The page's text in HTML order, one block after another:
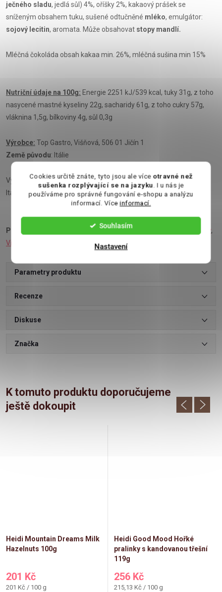
Cookies určitě znáte, tyto jsou ale více otravné než
sušenka rozplývající se na jazyku . I u nás je
používáme pro správné fungování e-shopu a analýzu
informací. Víceinformací.
Souhlasím
Nastavení
ječného sladu, jedlá sůl) 4%, oříšky 2%, kakaový prášek se
sníženým obsahem tuku, sušené odtučněné mléko, emulgátor:
sojový lecitin, aromata. Může obsahovat stopy mandlí.
Mléčná čokoláda obsah kakaa min. 26%, mléčná sušina min 15%
Nutriční údaje na 100g: Energie 2251 kJ/539 kcal, tuky 31g, z toho
nasycené mastné kyseliny 22g, sacharidy 61g, z toho cukry 57g,
vláknina 1,5g, bílkoviny 4g, sůl 0,3g
Výrobce: Top Gastro, Višňová, 506 01 Jičín 1
Země původu: Itálie
Výrobce: Sorini, S.P. 415 Paullese Km 45,6 26012 Castelleone (CR)
Italy
Podívejte se také na: Bonboniéra mořské plody Máslové sušenky,
Višně v čokoládě
Čokoládová srdíčka
Parametry produktu
Recenze
Diskuse
Značka
K tomuto produktu doporučujeme
ještě dokoupit
Heidi Mountain Dreams Milk
Hazelnuts 100g
201 Kč
Měrná
201 Kč / 100 g
Heidi Good Mood Hořké
pralinky s kandovanou třešní
119g
256 Kč
Měrná
215,13 Kč / 100 g